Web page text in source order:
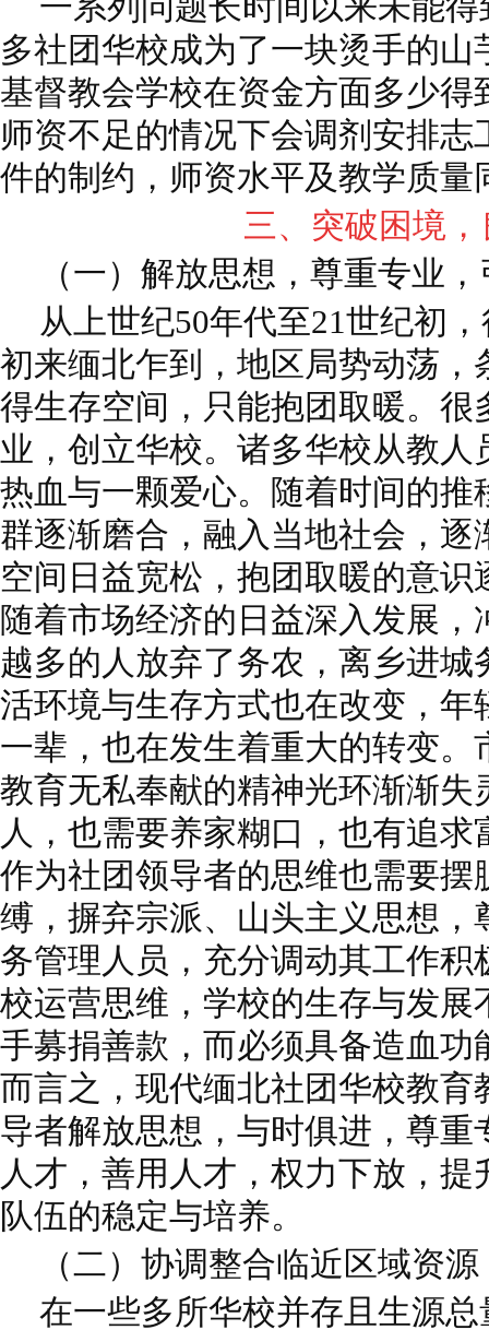
多社团华校成为了一块烫手的
基督教会学校在资金方面多少
师资不足的情况下会调剂安排
件的制约，师资水平及教学质量
三、突破困境
（一）解放思想，尊重专业
从上世纪50年代至21世纪初
初来缅北乍到，地区局势动荡，
得生存空间，只能抱团取暖。很
业，创立华校。诸多华校从教
热血与一颗爱心。随着时间的推
群逐渐磨合，融入当地社会，
空间日益宽松，抱团取暖的意
随着市场经济的日益深入发展
越多的人放弃了务农，离乡进
活环境与生存方式也在改变，年
一辈，也在发生着重大的转变
教育无私奉献的精神光环渐渐失
人，也需要养家糊口，也有追
作为社团领导者的思维也需要摆
缚，摒弃宗派、山头主义思想，
务管理人员，充分调动其工作
校运营思维，学校的生存与发展
手募捐善款，而必须具备造血功
而言之，现代缅北社团华校教育
导者解放思想，与时俱进，尊
人才，善用人才，权力下放，
队伍的稳定与培养。
（二）协调整合临近区域资源
在一些多所华校并存且生源